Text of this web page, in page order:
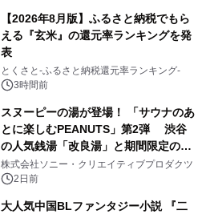
【2026年8月版】ふるさと納税でもら
える『玄米』の還元率ランキングを発
表
とくさと-ふるさと納税還元率ランキング-
3時間前
スヌーピーの湯が登場！ 「サウナのあ
とに楽しむPEANUTS」第2弾 渋谷
の人気銭湯「改良湯」と期間限定のコ
ラボレーション サウナイキタイコラ
ボグッズも発売決定！
株式会社ソニー・クリエイティブプロダクツ
2日前
大人気中国BLファンタジー小説 『二